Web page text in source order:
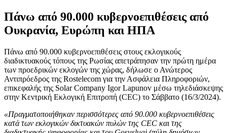
Πάνω από 90.000 κυβερνοεπιθέσεις από
Ουκρανία, Ευρώπη και ΗΠΑ
Πάνω από 90.000 κυβερνοεπιθέσεις στους εκλογικούς
διαδικτυακούς τόπους της Ρωσίας απετράπησαν την πρώτη ημέρα
των προεδρικών εκλογών της χώρας, δήλωσε ο Ανώτερος
Αντιπρόεδρος της Rostelecom για την Ασφάλεια Πληροφοριών,
επικεφαλής της Solar Company Igor Lapunov μέσω τηλεδιάσκεψης
στην Κεντρική Εκλογική Επιτροπή (CEC) το Σάββατο (16/3/2024).
«Πραγματοποιήθηκαν περισσότερες από 90.000 κυβερνοεπιθέσεις
κατά των εκλογικών δικτυακών πυλών της CEC και της